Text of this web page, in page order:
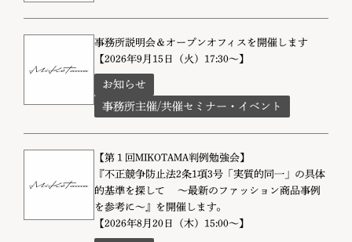
事務所説明会＆オープンオフィスを開催します
【2026年9月15日（火）17:30～】
お知らせ
事務所主催/共催セミナー・イベント
【第１回MIKOTAMA判例勉強会】
『不正競争防止法2条1項3号「実質的同一」の具体
的基準を探して ～最新のファッション商品事例
を参考に～』を開催します。
【2026年8月20日（木）15:00～】